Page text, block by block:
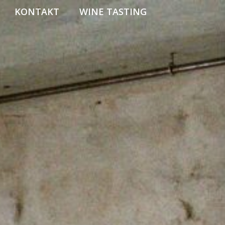
KONTAKT WINE TASTING